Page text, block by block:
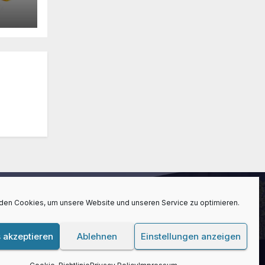
Cookies, um unsere Website und unseren Service zu optimieren.
akzeptieren Ablehnen Einstellungen anzeigen